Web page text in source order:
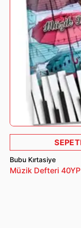
olması gerekmektedir.
İade ve değişim
bizimle iletişime
Bubu Kırtasiye
Müzik Defteri 40YP